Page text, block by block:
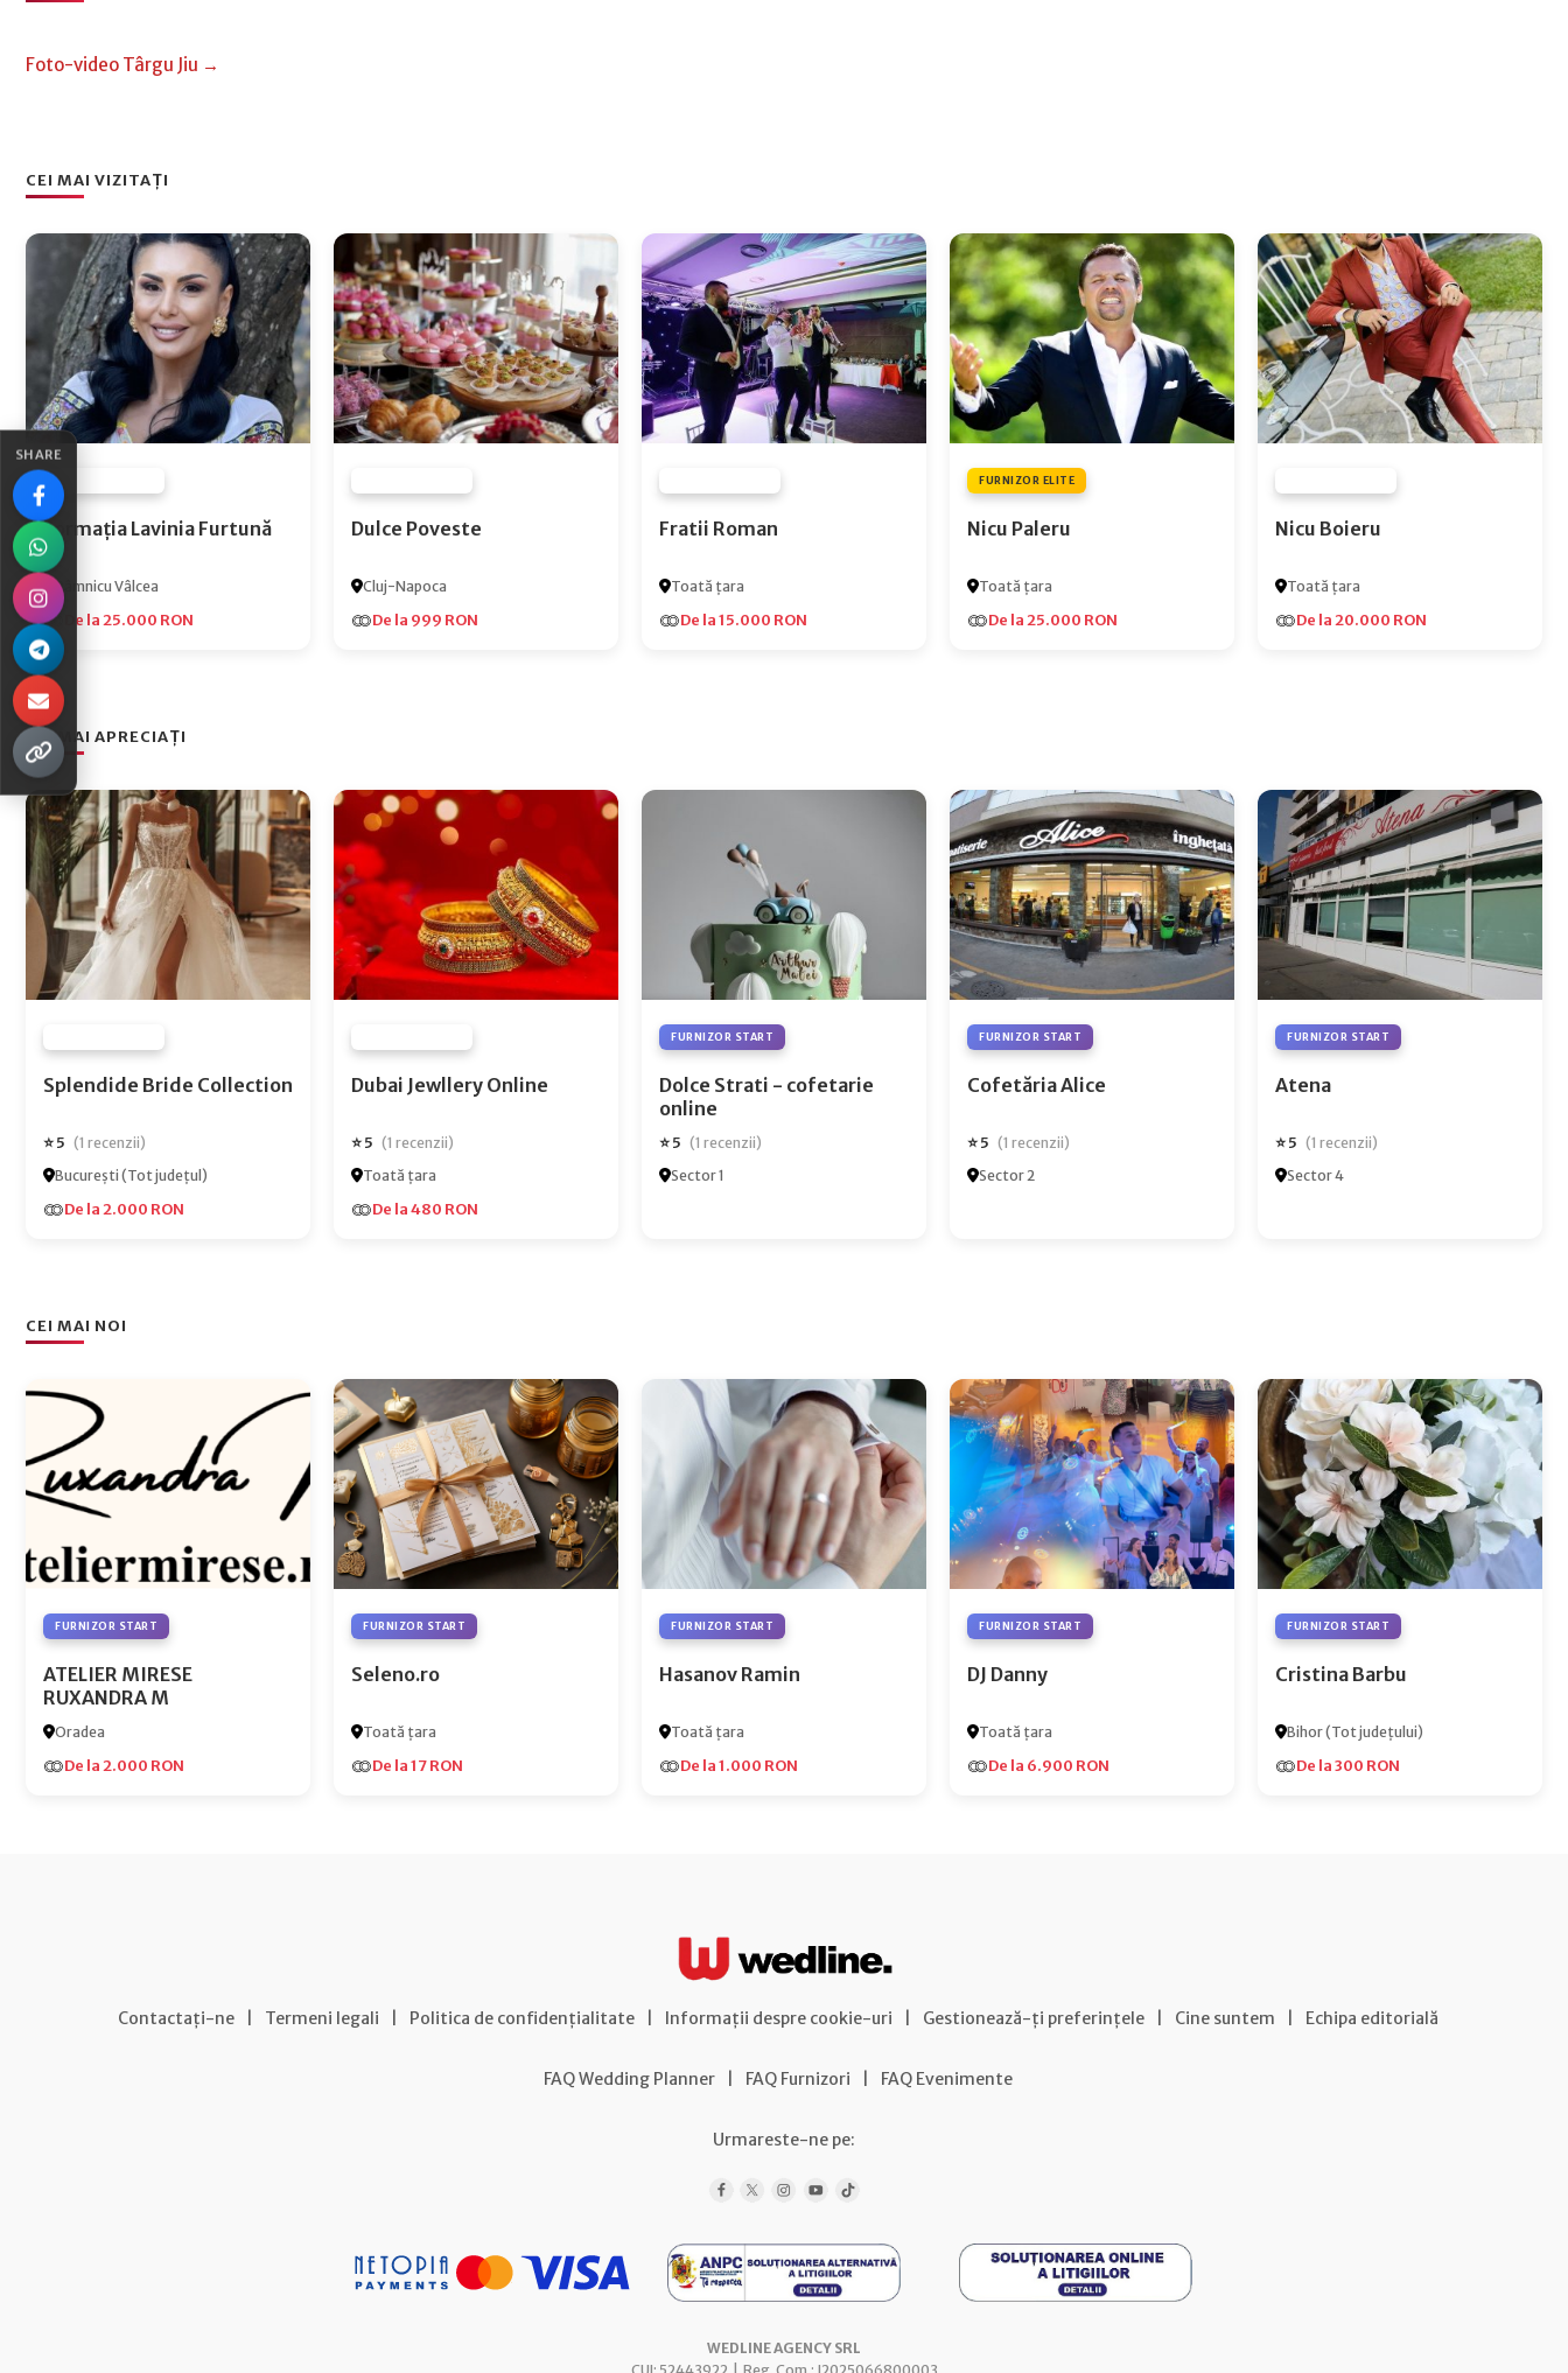
SHARE
Foto-video Târgu Jiu →
CEI MAI VIZITAȚI
FURNIZOR NONE
Formația Lavinia Furtună
Râmnicu Vâlcea
De la 25.000 RON
Dulce Poveste
Cluj-Napoca
De la 999 RON
Fratii Roman
Toată țara
De la 15.000 RON
FURNIZOR ELITE
Nicu Paleru
Toată țara
De la 25.000 RON
Nicu Boieru
Toată țara
De la 20.000 RON
CEI MAI APRECIAȚI
Splendide Bride Collection
⭐ 5 (1 recenzii)
București (Tot județul)
De la 2.000 RON
Dubai Jewllery Online
⭐ 5 (1 recenzii)
Toată țara
De la 480 RON
FURNIZOR START
Dolce Strati - cofetarie
online
⭐ 5 (1 recenzii)
Sector 1
FURNIZOR START
Cofetăria Alice
⭐ 5 (1 recenzii)
Sector 2
FURNIZOR START
Atena
⭐ 5 (1 recenzii)
Sector 4
CEI MAI NOI
FURNIZOR START
ATELIER MIRESE
RUXANDRA M
Oradea
De la 2.000 RON
FURNIZOR START
Seleno.ro
Toată țara
De la 17 RON
FURNIZOR START
Hasanov Ramin
Toată țara
De la 1.000 RON
FURNIZOR START
DJ Danny
Toată țara
De la 6.900 RON
FURNIZOR START
Cristina Barbu
Bihor (Tot județului)
De la 300 RON
Contactați-ne Termeni legali Politica de confidențialitate Informații despre cookie-uri Gestionează-ți preferințele Cine suntem Echipa editorială
FAQ Wedding Planner FAQ Furnizori FAQ Evenimente
Urmareste-ne pe:
WEDLINE AGENCY SRL